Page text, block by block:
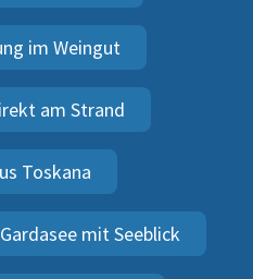
im Weingut
am Strand
Toskana
mit Seeblick